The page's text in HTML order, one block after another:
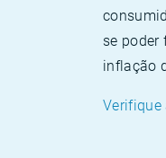
se poder
inflação